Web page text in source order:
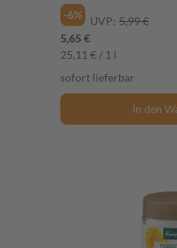
-6%
UVP: 5,99 €
5,65 €
25,11 € / 1 l
sofort lieferbar
In den